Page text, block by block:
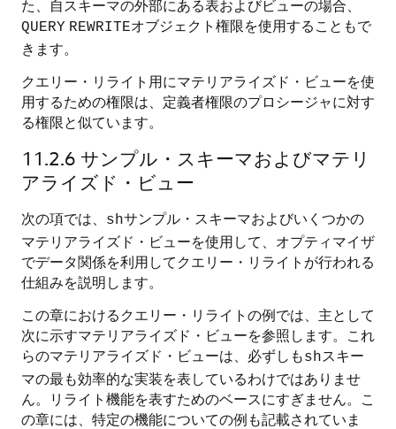
た、自スキーマの外部にある表およびビューの場合、
QUERY REWRITEオブジェクト権限を使用することもで
きます。
クエリー・リライト用にマテリアライズド・ビューを使
用するための権限は、定義者権限のプロシージャに対す
る権限と似ています。
11.2.6 サンプル・スキーマおよびマテリ
アライズド・ビュー
次の項では、 shサンプル・スキーマおよびいくつかの
マテリアライズド・ビューを使用して、オプティマイザ
でデータ関係を利用してクエリー・リライトが行われる
仕組みを説明します。
この章におけるクエリー・リライトの例では、主として
次に示すマテリアライズド・ビューを参照します。これ
らのマテリアライズド・ビューは、必ずしもshスキー
マの最も効率的な実装を表しているわけではありませ
ん。リライト機能を表すためのベースにすぎません。こ
の章には、特定の機能についての例も記載されていま